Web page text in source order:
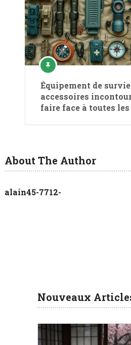
Équipement de survie
accessoires
faire face à toutes
About The Author
alain45-7712-
Nouveaux